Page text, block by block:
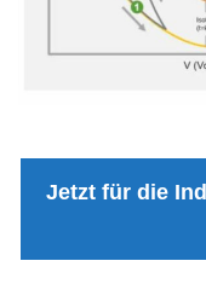
Jetzt für die